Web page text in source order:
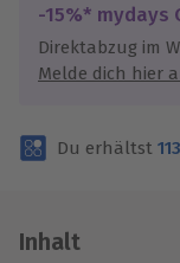
Jeder
Maximale
3 Jahre
-15%* mydays
Direktabzug im
Melde dich hier
Du erhältst 113
Inhalt